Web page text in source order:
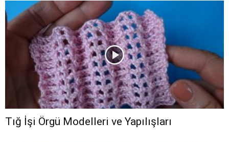
Tığ İşi Örgü Modelleri ve Yapılışları